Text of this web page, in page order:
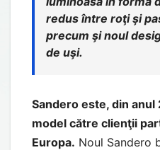
redus între roţi şi
precum şi noul
de uşi.
Sandero este, din anul
model către clienţii
Europa. Noul Sandero